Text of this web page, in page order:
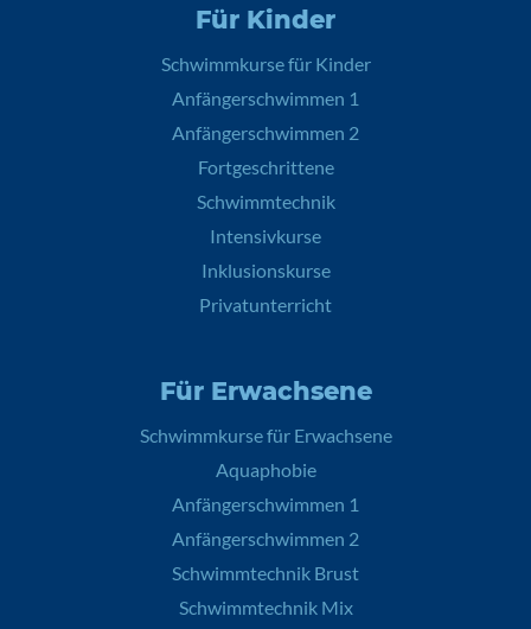
Für Kinder
Schwimmkurse für Kinder
Anfängerschwimmen 1
Anfängerschwimmen 2
Fortgeschrittene
Schwimmtechnik
Intensivkurse
Inklusionskurse
Privatunterricht
Für Erwachsene
Schwimmkurse für Erwachsene
Aquaphobie
Anfängerschwimmen 1
Anfängerschwimmen 2
Schwimmtechnik Brust
Schwimmtechnik Mix